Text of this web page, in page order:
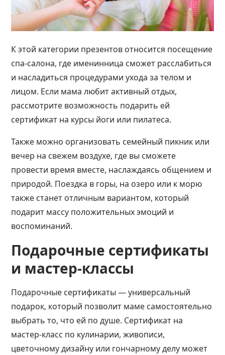
К этой категории презентов относится посещение
спа-салона, где именинница сможет расслабиться
и насладиться процедурами ухода за телом и
лицом. Если мама любит активный отдых,
рассмотрите возможность подарить ей
сертификат на курсы йоги или пилатеса.
Также можно организовать семейный пикник или
вечер на свежем воздухе, где вы сможете
провести время вместе, наслаждаясь общением и
природой. Поездка в горы, на озеро или к морю
также станет отличным вариантом, который
подарит массу положительных эмоций и
воспоминаний​​.
Подарочные сертификаты
и мастер-классы
Подарочные сертификаты — универсальный
подарок, который позволит маме самостоятельно
выбрать то, что ей по душе. Сертификат на
мастер-класс по кулинарии, живописи,
цветочному дизайну или гончарному делу может